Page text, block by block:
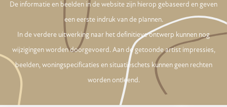
De informatie en beelden in de website zijn hierop gebaseerd en geven
een eerste indruk van de plannen.
In de verdere uitwerking naar het definitieve ontwerp kunnen nog
wijzigingen worden doorgevoerd. Aan de getoonde artist impressies,
beelden, woningspecificaties en situatieschets kunnen geen rechten
worden ontleend.